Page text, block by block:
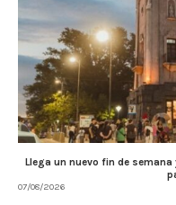
Llega un nuevo fin de
07/08/2026